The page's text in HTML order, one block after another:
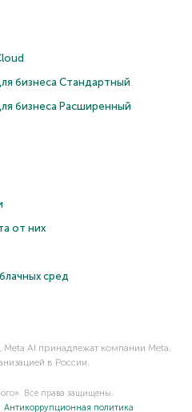
бизнеса Cтандартный
бизнеса Расширенный
от них
сред
AI принадлежат компании Meta,
в России.
Все права защищены.
Антикоррупционная политика